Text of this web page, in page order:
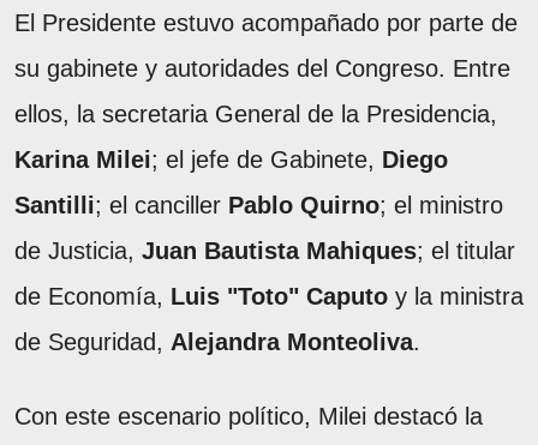
El Presidente estuvo acompañado por parte de
su gabinete y autoridades del Congreso. Entre
ellos, la secretaria General de la Presidencia,
Karina Milei; el jefe de Gabinete, Diego
Santilli; el canciller Pablo Quirno; el ministro
de Justicia, Juan Bautista Mahiques; el titular
de Economía, Luis "Toto" Caputo y la ministra
de Seguridad, Alejandra Monteoliva.
Con este escenario político, Milei destacó la